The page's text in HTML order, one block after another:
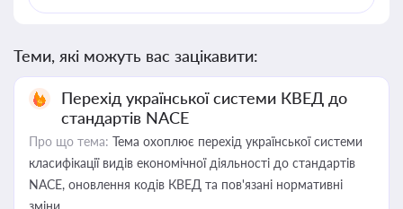
Теми, які можуть вас зацікавити:
Перехід української системи КВЕД до
стандартів NACE
Про що тема: Тема охоплює перехід української системи
класифікації видів економічної діяльності до стандартів
NACE, оновлення кодів КВЕД та пов'язані нормативні
зміни